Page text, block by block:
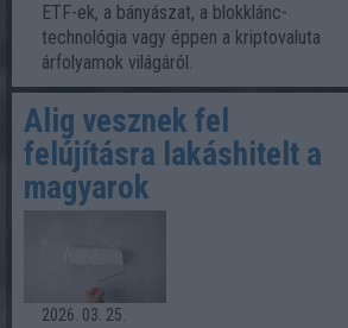
ETF-ek, a bányászat, a blokklánc-
technológia vagy éppen a kriptovaluta
árfolyamok világáról.
Alig vesznek fel
felújításra lakáshitelt a
magyarok
2026. 03. 25.